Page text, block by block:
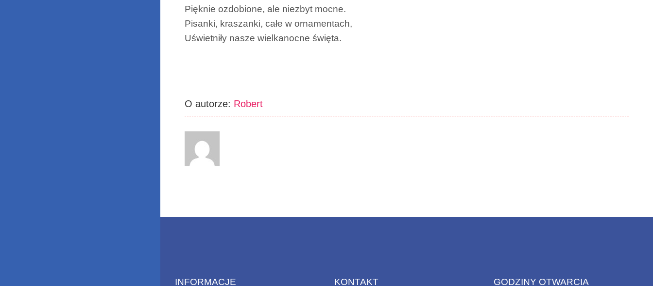
Pięknie ozdobione, ale niezbyt mocne.
Pisanki, kraszanki, całe w ornamentach,
Uświetniły nasze wielkanocne święta.
O autorze: Robert
INFORMACJE KONTAKT GODZINY OTWARCIA